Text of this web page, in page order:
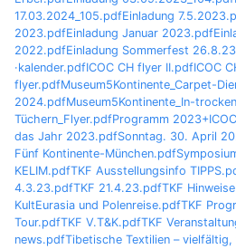
17.03.2024_105.pdfEinladung
2023.pdfEinladung Januar 2023.pdf
2022.pdfEinladung Sommerfest
·kalender.pdfICOC CH flyer II.pdfICOC
flyer.pdfMuseum5Kontinente_Carpet-
2024.pdfMuseum5Kontinente_In-
Tüchern_Flyer.pdfProgramm
das Jahr 2023.pdfSonntag. 30. April
Fünf Kontinente-München.pdf
KELIM.pdfTKF Ausstellungsinfo
4.3.23.pdfTKF 21.4.23.pdfTKF
KultEurasia und Polenreise.pdfTKF
Tour.pdfTKF V.T&K.pdfTKF
news.pdfTibetische Textilien –